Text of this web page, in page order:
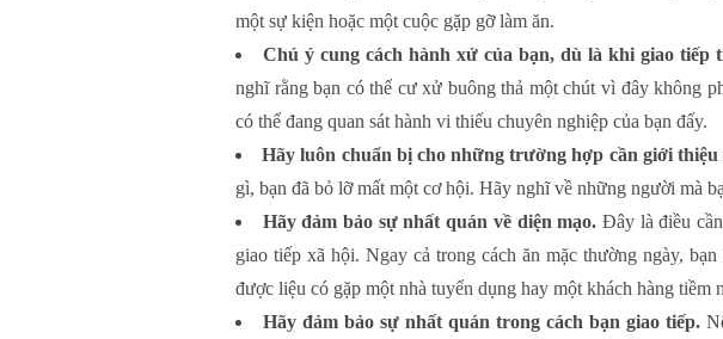
một sự kiện hoặc một cuộc gặp gỡ làm ăn.
Chú ý cung cách hành xử của bạn, dù là khi giao tiếp
nghĩ rằng bạn có thể cư xử buông thả một chút vì đây không
có thể đang quan sát hành vi thiếu chuyên nghiệp của bạn đấy.
Hãy luôn chuẩn bị cho những trường hợp cần giới thiệu
gì, bạn đã bỏ lỡ mất một cơ hội. Hãy nghĩ về những người mà
Hãy đảm bảo sự nhất quán về diện mạo. Đây là điều
giao tiếp xã hội. Ngay cả trong cách ăn mặc thường ngày,
được liệu có gặp một nhà tuyển dụng hay một khách hàng
Hãy đảm bảo sự nhất quán trong cách bạn giao tiếp.